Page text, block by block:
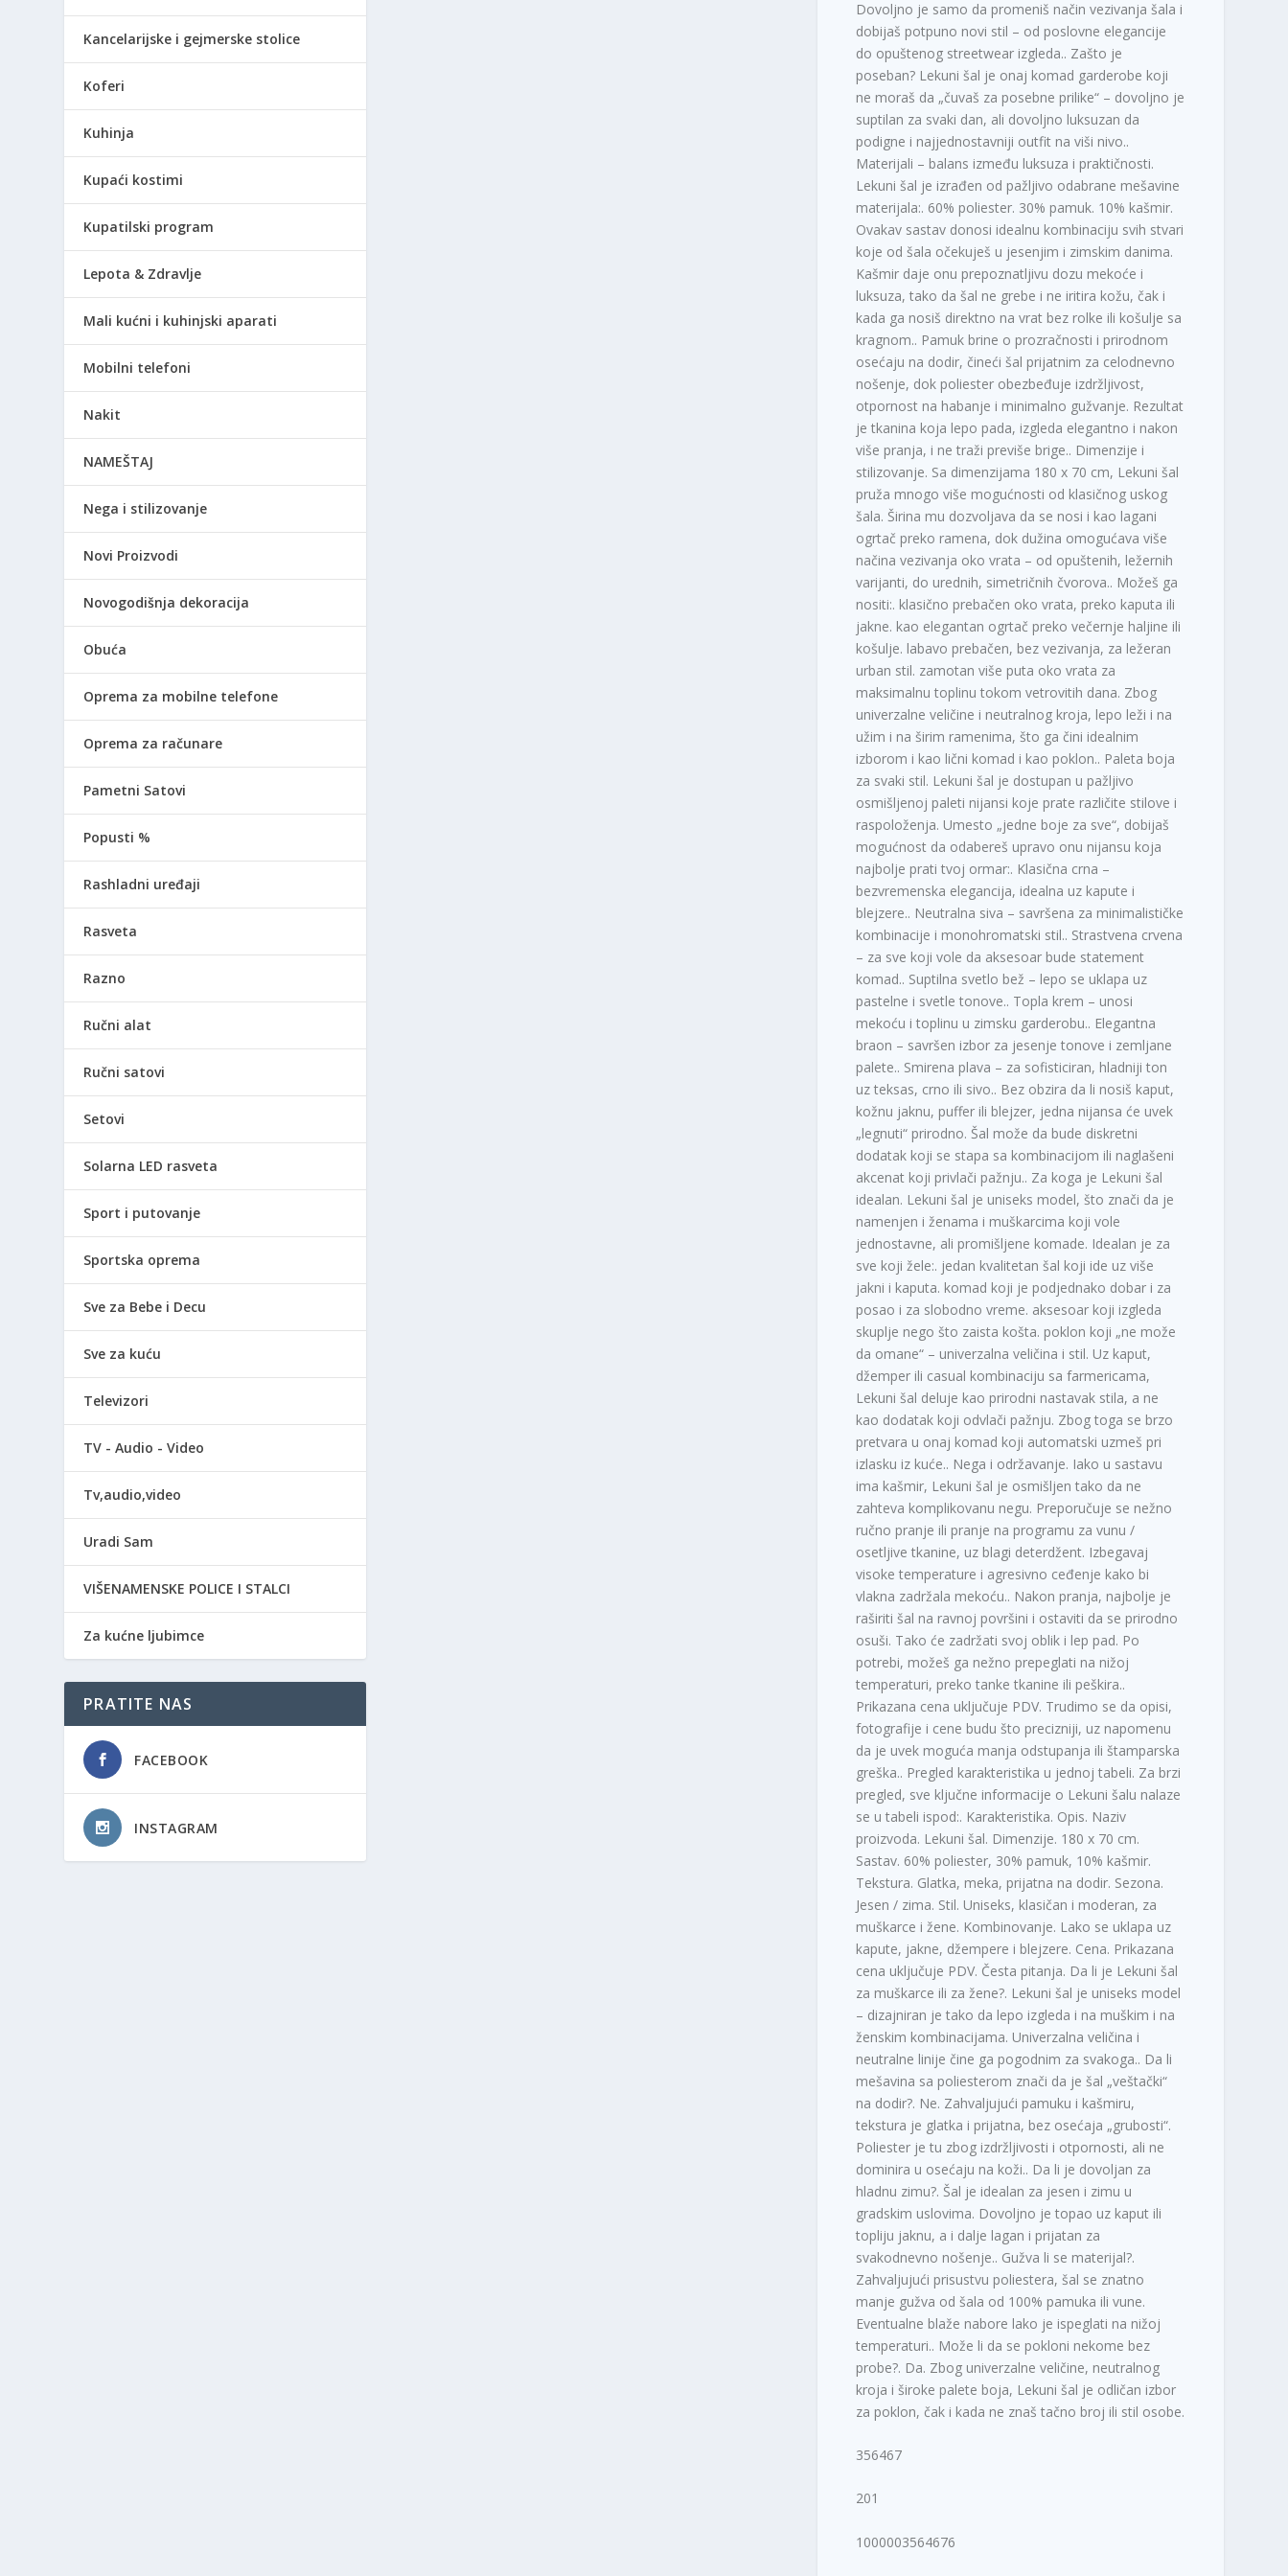
Dovoljno je samo da promeniš način vezivanja šala i
dobijaš potpuno novi stil – od poslovne elegancije
do opuštenog streetwear izgleda.. Zašto je
poseban? Lekuni šal je onaj komad garderobe koji
ne moraš da „čuvaš za posebne prilike“ – dovoljno je
suptilan za svaki dan, ali dovoljno luksuzan da
podigne i najjednostavniji outfit na viši nivo..
Materijali – balans između luksuza i praktičnosti.
Lekuni šal je izrađen od pažljivo odabrane mešavine
materijala:. 60% poliester. 30% pamuk. 10% kašmir.
Ovakav sastav donosi idealnu kombinaciju svih stvari
koje od šala očekuješ u jesenjim i zimskim danima.
Kašmir daje onu prepoznatljivu dozu mekoće i
luksuza, tako da šal ne grebe i ne iritira kožu, čak i
kada ga nosiš direktno na vrat bez rolke ili košulje sa
kragnom.. Pamuk brine o prozračnosti i prirodnom
osećaju na dodir, čineći šal prijatnim za celodnevno
nošenje, dok poliester obezbeđuje izdržljivost,
otpornost na habanje i minimalno gužvanje. Rezultat
je tkanina koja lepo pada, izgleda elegantno i nakon
više pranja, i ne traži previše brige.. Dimenzije i
stilizovanje. Sa dimenzijama 180 x 70 cm, Lekuni šal
pruža mnogo više mogućnosti od klasičnog uskog
šala. Širina mu dozvoljava da se nosi i kao lagani
ogrtač preko ramena, dok dužina omogućava više
načina vezivanja oko vrata – od opuštenih, ležernih
varijanti, do urednih, simetričnih čvorova.. Možeš ga
nositi:. klasično prebačen oko vrata, preko kaputa ili
jakne. kao elegantan ogrtač preko večernje haljine ili
košulje. labavo prebačen, bez vezivanja, za ležeran
urban stil. zamotan više puta oko vrata za
maksimalnu toplinu tokom vetrovitih dana. Zbog
univerzalne veličine i neutralnog kroja, lepo leži i na
užim i na širim ramenima, što ga čini idealnim
izborom i kao lični komad i kao poklon.. Paleta boja
za svaki stil. Lekuni šal je dostupan u pažljivo
osmišljenoj paleti nijansi koje prate različite stilove i
raspoloženja. Umesto „jedne boje za sve“, dobijaš
mogućnost da odabereš upravo onu nijansu koja
najbolje prati tvoj ormar:. Klasična crna –
bezvremenska elegancija, idealna uz kapute i
blejzere.. Neutralna siva – savršena za minimalističke
kombinacije i monohromatski stil.. Strastvena crvena
– za sve koji vole da aksesoar bude statement
komad.. Suptilna svetlo bež – lepo se uklapa uz
pastelne i svetle tonove.. Topla krem – unosi
mekoću i toplinu u zimsku garderobu.. Elegantna
braon – savršen izbor za jesenje tonove i zemljane
palete.. Smirena plava – za sofisticiran, hladniji ton
uz teksas, crno ili sivo.. Bez obzira da li nosiš kaput,
kožnu jaknu, puffer ili blejzer, jedna nijansa će uvek
„legnuti“ prirodno. Šal može da bude diskretni
dodatak koji se stapa sa kombinacijom ili naglašeni
akcenat koji privlači pažnju.. Za koga je Lekuni šal
idealan. Lekuni šal je uniseks model, što znači da je
namenjen i ženama i muškarcima koji vole
jednostavne, ali promišljene komade. Idealan je za
sve koji žele:. jedan kvalitetan šal koji ide uz više
jakni i kaputa. komad koji je podjednako dobar i za
posao i za slobodno vreme. aksesoar koji izgleda
skuplje nego što zaista košta. poklon koji „ne može
da omane“ – univerzalna veličina i stil. Uz kaput,
džemper ili casual kombinaciju sa farmericama,
Lekuni šal deluje kao prirodni nastavak stila, a ne
kao dodatak koji odvlači pažnju. Zbog toga se brzo
pretvara u onaj komad koji automatski uzmeš pri
izlasku iz kuće.. Nega i održavanje. Iako u sastavu
ima kašmir, Lekuni šal je osmišljen tako da ne
zahteva komplikovanu negu. Preporučuje se nežno
ručno pranje ili pranje na programu za vunu /
osetljive tkanine, uz blagi deterdžent. Izbegavaj
visoke temperature i agresivno ceđenje kako bi
vlakna zadržala mekoću.. Nakon pranja, najbolje je
raširiti šal na ravnoj površini i ostaviti da se prirodno
osuši. Tako će zadržati svoj oblik i lep pad. Po
potrebi, možeš ga nežno prepeglati na nižoj
temperaturi, preko tanke tkanine ili peškira..
Prikazana cena uključuje PDV. Trudimo se da opisi,
fotografije i cene budu što precizniji, uz napomenu
da je uvek moguća manja odstupanja ili štamparska
greška.. Pregled karakteristika u jednoj tabeli. Za brzi
pregled, sve ključne informacije o Lekuni šalu nalaze
se u tabeli ispod:. Karakteristika. Opis. Naziv
proizvoda. Lekuni šal. Dimenzije. 180 x 70 cm.
Sastav. 60% poliester, 30% pamuk, 10% kašmir.
Tekstura. Glatka, meka, prijatna na dodir. Sezona.
Jesen / zima. Stil. Uniseks, klasičan i moderan, za
muškarce i žene. Kombinovanje. Lako se uklapa uz
kapute, jakne, džempere i blejzere. Cena. Prikazana
cena uključuje PDV. Česta pitanja. Da li je Lekuni šal
za muškarce ili za žene?. Lekuni šal je uniseks model
– dizajniran je tako da lepo izgleda i na muškim i na
ženskim kombinacijama. Univerzalna veličina i
neutralne linije čine ga pogodnim za svakoga.. Da li
mešavina sa poliesterom znači da je šal „veštački“
na dodir?. Ne. Zahvaljujući pamuku i kašmiru,
tekstura je glatka i prijatna, bez osećaja „grubosti“.
Poliester je tu zbog izdržljivosti i otpornosti, ali ne
dominira u osećaju na koži.. Da li je dovoljan za
hladnu zimu?. Šal je idealan za jesen i zimu u
gradskim uslovima. Dovoljno je topao uz kaput ili
topliju jaknu, a i dalje lagan i prijatan za
svakodnevno nošenje.. Gužva li se materijal?.
Zahvaljujući prisustvu poliestera, šal se znatno
manje gužva od šala od 100% pamuka ili vune.
Eventualne blaže nabore lako je ispeglati na nižoj
temperaturi.. Može li da se pokloni nekome bez
probe?. Da. Zbog univerzalne veličine, neutralnog
kroja i široke palete boja, Lekuni šal je odličan izbor
za poklon, čak i kada ne znaš tačno broj ili stil osobe.
356467
201
1000003564676
Kancelarijske i gejmerske stolice
Koferi
Kuhinja
Kupaći kostimi
Kupatilski program
Lepota & Zdravlje
Mali kućni i kuhinjski aparati
Mobilni telefoni
Nakit
NAMEŠTAJ
Nega i stilizovanje
Novi Proizvodi
Novogodišnja dekoracija
Obuća
Oprema za mobilne telefone
Oprema za računare
Pametni Satovi
Popusti %
Rashladni uređaji
Rasveta
Razno
Ručni alat
Ručni satovi
Setovi
Solarna LED rasveta
Sport i putovanje
Sportska oprema
Sve za Bebe i Decu
Sve za kuću
Televizori
TV - Audio - Video
Tv,audio,video
Uradi Sam
VIŠENAMENSKE POLICE I STALCI
Za kućne ljubimce
PRATITE NAS
FACEBOOK
INSTAGRAM